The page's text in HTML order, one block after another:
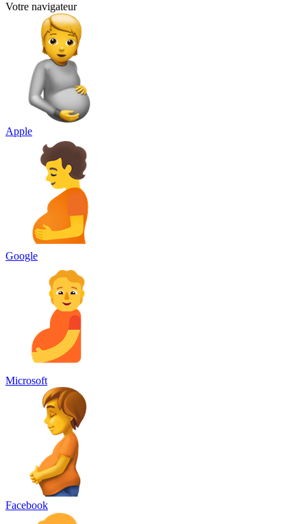
Votre navigateur
Apple
Google
Microsoft
Facebook